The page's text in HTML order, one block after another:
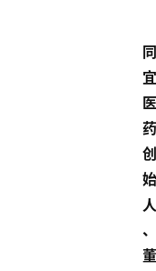
同
宜
医
药
创
始
人
、
董